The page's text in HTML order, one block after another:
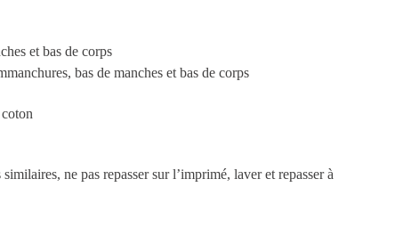
et bas de corps
bas de manches et bas de corps
ne pas repasser sur l’imprimé, laver et repasser à